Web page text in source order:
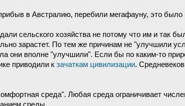
в Австралию, перебили мегафауну, это
сельского хозяйства не потому что им и так
зарастет. По тем же причинам не "улучшили
они вполне "улучшили". Если бы по каким-то
приводили к зачаткам цивилизации.
среда". Любая среда ограничивает